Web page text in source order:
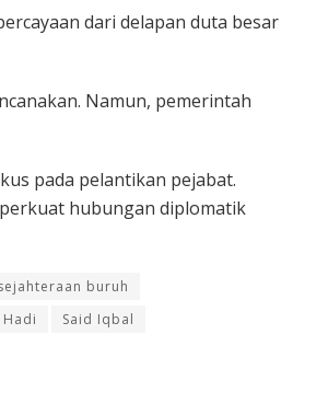
dari delapan duta besar
Namun, pemerintah
pada pelantikan pejabat.
hubungan diplomatik
buruh
Said Iqbal